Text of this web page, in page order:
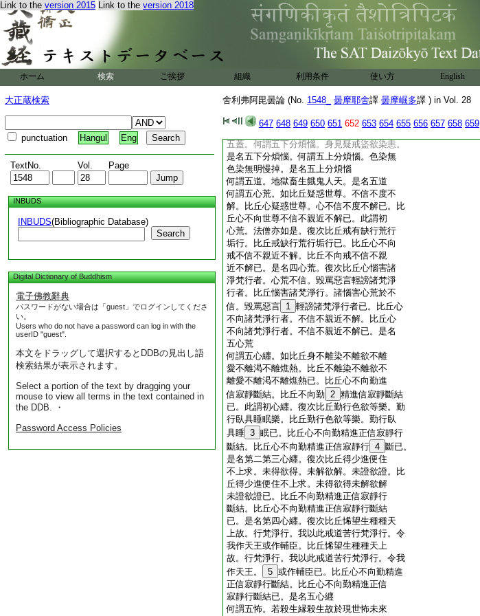
Link to the version 2015 Link to the version 2018
ホーム 検索 ご挨拶 組織 利用条件 使い方 English
大正蔵検索
punctuation Hangul Eng
TextNo. Vol. Page
INBUDS
INBUDS(Bibliographic Database)
Search
Digital Dictionary of Buddhism
電子佛教辭典
パスワードがない場合は「guest」でログインしてくださ
い。
Users who do not have a password can log in with the
userID "guest".
本文をドラッグして選択するとDDBの見出し語
検索結果が表示されます。
Select a portion of the text by dragging your
mouse to view all terms in the text contained in
the DDB. ・
Password Access Policies
舍利弗阿毘曇論 (No. 1548_ 曇摩耶舍譯 曇摩崛多譯 ) in Vol. 28
647 648 649 650 651 652 653 654 655 656 657 658 659
何謂四退轉法。如世尊説四退轉法。何謂四。
比丘尊重瞋恚不尊重正法。尊重憎嫉不尊
重正法。尊重利養不尊重正法。尊重恭敬不
尊重正法
瞋恚憎嫉 利養恭敬 如是尊重
比丘失道 良田敗種 善法不生
是名四退轉法
四法
何謂五欲。眼識色愛喜適意愛色欲染相續。
耳鼻舌身識觸亦如是説。是名五欲
五蓋。何謂五下分煩惱。身見疑戒盜欲染恚。
是名五下分煩惱。何謂五上分煩惱。色染無
色染無明慢掉。是名五上分煩惱
何謂五道。地獄畜生餓鬼人天。是名五道
何謂五心荒。如比丘疑惑世尊。不信不度不
解。比丘心疑惑世尊。心不信不度不解已。比
丘心不向世尊不信不親近不解已。此謂初
心荒。法僧亦如是。復次比丘戒有缺行荒行
垢行。比丘戒缺行荒行垢行已。比丘心不向
戒不信不親近不解。比丘不向戒不信不親
近不解已。是名四心荒。復次比丘心惱害諸
淨梵行者。心荒不信。毀罵惡言輕謗諸梵淨
行者。比丘惱害諸梵淨行。諸惱害心荒於不
信。毀罵惡言 1 輕謗諸梵淨行者已。比丘心
不向諸梵淨行者。不信不親近不解。比丘心
不向諸梵淨行者。不信不親近不解已。是名
五心荒
何謂五心纒。如比丘身不離染不離欲不離
愛不離渇不離燋熱。比丘不離染不離欲不
離愛不離渇不離燋熱已。比丘心不向勤進
信寂靜斷結。比丘不向勤 2 精進信寂靜斷結
已。此謂初心纒。復次比丘勤行色欲等樂。勤
行臥具睡眠樂。比丘勤行色欲等樂。勤行臥
具睡 3 眠已。比丘心不向勤精進正信寂靜行
斷結。比丘心不向勤精進正信寂靜行 4 斷已。
是名第二第三心纒。復次比丘得少進便住
不上求。未得欲得。未解欲解。未證欲證。比
丘得少進便住不上求。未得欲得未解欲解
未證欲證已。比丘不向勤精進正信寂靜行
斷結。比丘心不向勤精進正信寂靜行斷結
已。是名第四心纒。復次比丘悕望生種種天
上故。行梵淨行。我以此戒道苦行梵淨行。令
我作天王或作輔臣。比丘悕望生種種天上
故。行梵淨行。我以此戒道苦行梵淨行。令我
作天王。
5 或作輔臣已。比丘心不向勤精進
正信寂靜行斷結。比丘心不向勤精進正信
寂靜行斷結已。是名五心纒
何謂五怖。若殺生縁殺生故於現世怖未來